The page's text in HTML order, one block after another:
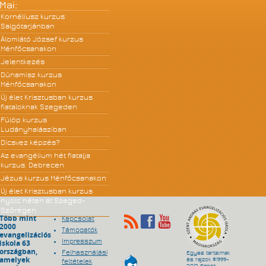
Mai:
Kornéliusz kurzus
Salgótarjánban
Álomlátó József kurzus
Ménfőcsanakon
Jelentkezés
Dünamisz kurzus
Ménfőcsanakon
Új élet Krisztusban kurzus
fiataloknak Szegeden
Fülöp kurzus
Ludányhalásziban
Dicsvez képzés?
Az evangélium hét fiatalja
kurzus, Debrecen
Jézus kurzus Ménfőcsanakon
Új élet Krisztusban kurzus
nyolc héten át Szeged-
Szőregen
Több mint
2000
evangelizációs
iskola 63
országban,
amelyek
Kapcsolat
Támogatók
Impresszum
Felhasználási
feltételek
Egyes tartalmak
és rajzok ©1999–